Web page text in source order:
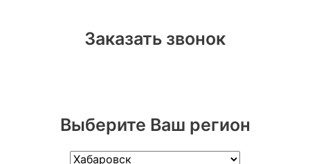
Заказать звонок
Выберите Ваш регион